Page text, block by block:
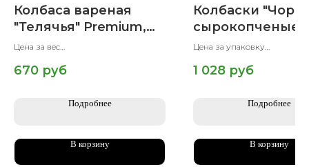
Колбаса вареная
"Телячья" Premium,
Халяль, 500 гр
Цена за вес
670 руб
Подробнее
В корзину
Колбаски
сырокопченые,
Халяль, 400 гр.
Цена за упаковку
1 028 руб
Подробнее
В корзину